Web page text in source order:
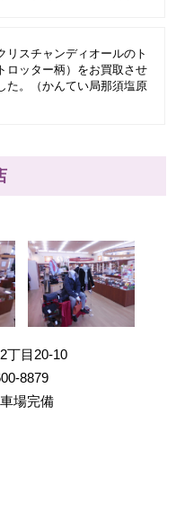
リスチャンディオールのト
ロッター柄）をお買取させ
た。（かんてい局那須塩原
丁目20-10
8879
場完備